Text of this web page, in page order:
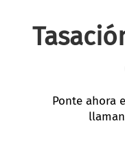
Ponte ahora